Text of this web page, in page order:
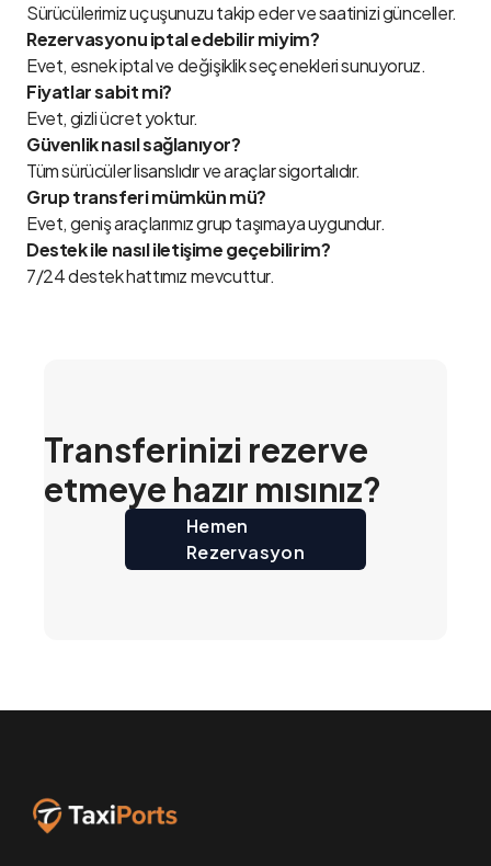
Sürücülerimiz uçuşunuzu takip eder ve saatinizi günceller.
Rezervasyonu iptal edebilir miyim?
Evet, esnek iptal ve değişiklik seçenekleri sunuyoruz.
Fiyatlar sabit mi?
Evet, gizli ücret yoktur.
Güvenlik nasıl sağlanıyor?
Tüm sürücüler lisanslıdır ve araçlar sigortalıdır.
Grup transferi mümkün mü?
Evet, geniş araçlarımız grup taşımaya uygundur.
Destek ile nasıl iletişime geçebilirim?
7/24 destek hattımız mevcuttur.
Transferinizi rezerve
etmeye hazır mısınız?
Hemen
Rezervasyon